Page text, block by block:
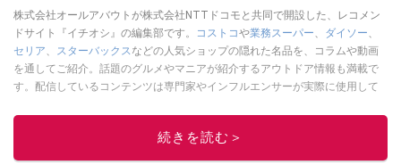
株式会社オールアバウトが株式会社NTTドコモと共同で開設した、レコメン
ドサイト『イチオシ』の編集部です。
コストコや業務スーパー ダイソー
セリア
スターバックス などの人気ショップの隠れた名品を、コラムや動画
を通してご紹介。話題のグルメやマニアが紹介するアウトドア情報も満載で
す。配信しているコンテンツは専門家やインフルエンサーが実際に使用して
ニュースでフォロー
続きを読む＞